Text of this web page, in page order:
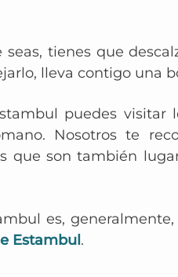
seas, tienes que
lleva contigo una
puedes visitar
Nosotros te
que son también
es,
Estambul .